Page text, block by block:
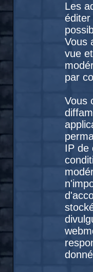
Les
éditer
Vous
vue
par
Vous
IP de